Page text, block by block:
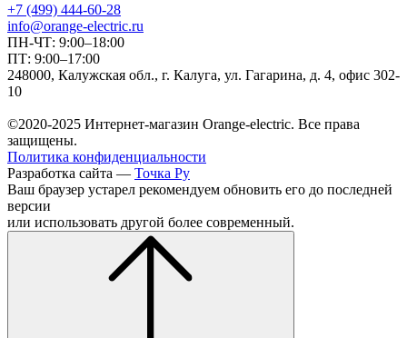
+7 (499) 444-60-28
info@orange-electric.ru
ПН-ЧТ: 9:00–18:00
ПТ: 9:00–17:00
248000, Калужская обл., г. Калуга, ул. Гагарина, д. 4, офис 302-
10
©2020-2025 Интернет-магазин Orange-electric. Все права
защищены.
Политика конфиденциальности
Разработка сайта — Точка Ру
Ваш браузер устарел рекомендуем обновить его до последней
версии
или использовать другой более современный.